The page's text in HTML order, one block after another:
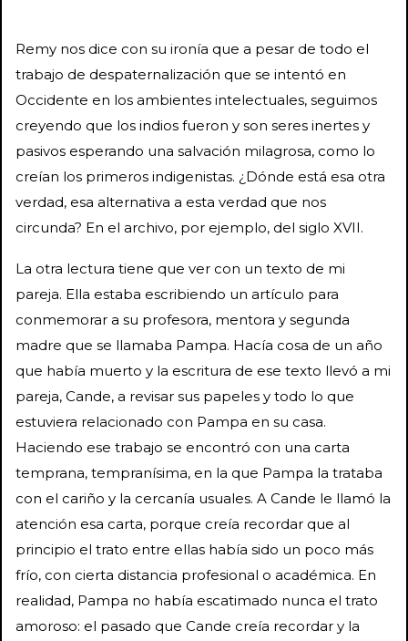
Remy nos dice con su ironía que a pesar de todo el
trabajo de despaternalización que se intentó en
Occidente en los ambientes intelectuales, seguimos
creyendo que los indios fueron y son seres inertes y
pasivos esperando una salvación milagrosa, como lo
creían los primeros indigenistas. ¿Dónde está esa otra
verdad, esa alternativa a esta verdad que nos
circunda? En el archivo, por ejemplo, del siglo XVII.
La otra lectura tiene que ver con un texto de mi
pareja. Ella estaba escribiendo un artículo para
conmemorar a su profesora, mentora y segunda
madre que se llamaba Pampa. Hacía cosa de un año
que había muerto y la escritura de ese texto llevó a mi
pareja, Cande, a revisar sus papeles y todo lo que
estuviera relacionado con Pampa en su casa.
Haciendo ese trabajo se encontró con una carta
temprana, tempranísima, en la que Pampa la trataba
con el cariño y la cercanía usuales. A Cande le llamó la
atención esa carta, porque creía recordar que al
principio el trato entre ellas había sido un poco más
frío, con cierta distancia profesional o académica. En
realidad, Pampa no había escatimado nunca el trato
amoroso: el pasado que Cande creía recordar y la